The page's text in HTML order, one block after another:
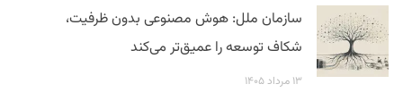
سازمان ملل: هوش مصنوعی بدون ظرفیت،
شکاف توسعه را عمیق‌تر می‌کند
۱۳ مرداد ۱۴۰۵